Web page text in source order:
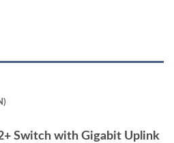
Switch with Gigabit Uplink